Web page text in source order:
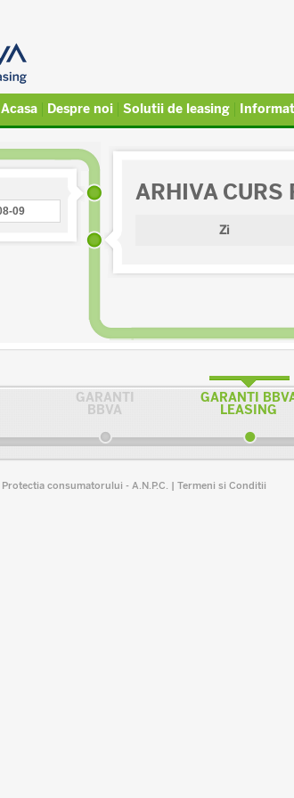
Acasa Despre noi Solutii de leasing
ARHIVA CURS
Zi
GARANTI
BBVA
GARANTI
LEASING
Protectia consumatorului - A.N.P.C. | Termeni si Conditii